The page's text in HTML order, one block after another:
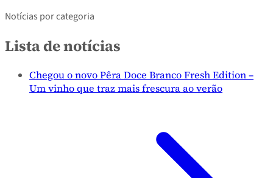
Notícias por categoria
Lista de notícias
Chegou o novo Pêra Doce Branco Fresh Edition –
Um vinho que traz mais frescura ao verão